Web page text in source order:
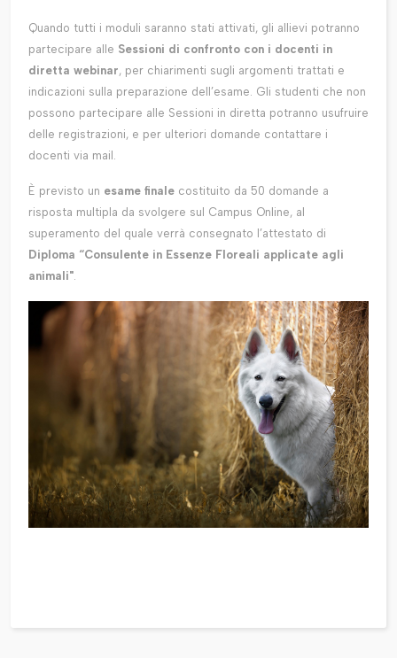
Quando tutti i moduli saranno stati attivati, gli allievi potranno
partecipare alle Sessioni di confronto con i docenti in
diretta webinar, per chiarimenti sugli argomenti trattati e
indicazioni sulla preparazione dell’esame. Gli studenti che non
possono partecipare alle Sessioni in diretta potranno usufruire
delle registrazioni, e per ulteriori domande contattare i
docenti via mail.
È previsto un esame finale costituito da 50 domande a
risposta multipla da svolgere sul Campus Online, al
superamento del quale verrà consegnato l’attestato di
Diploma “Consulente in Essenze Floreali applicate agli
animali".